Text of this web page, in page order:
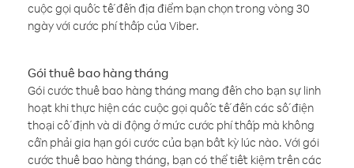
cuộc gọi quốc tế đến địa điểm bạn chọn trong vòng 30
ngày với cước phí thấp của Viber.
Gói thuê bao hàng tháng
Gói cước thuê bao hàng tháng mang đến cho bạn sự linh
hoạt khi thực hiện các cuộc gọi quốc tế đến các số điện
thoại cố định và di động ở mức cước phí thấp mà không
cần phải gia hạn gói cước của bạn bất kỳ lúc nào. Với gói
cước thuê bao hàng tháng, bạn có thể tiết kiệm trên các